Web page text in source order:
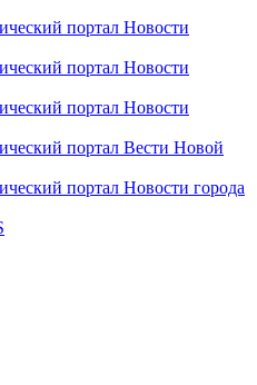
портал Новости
портал Новости
портал Новости
портал Вести Новой
портал Новости города